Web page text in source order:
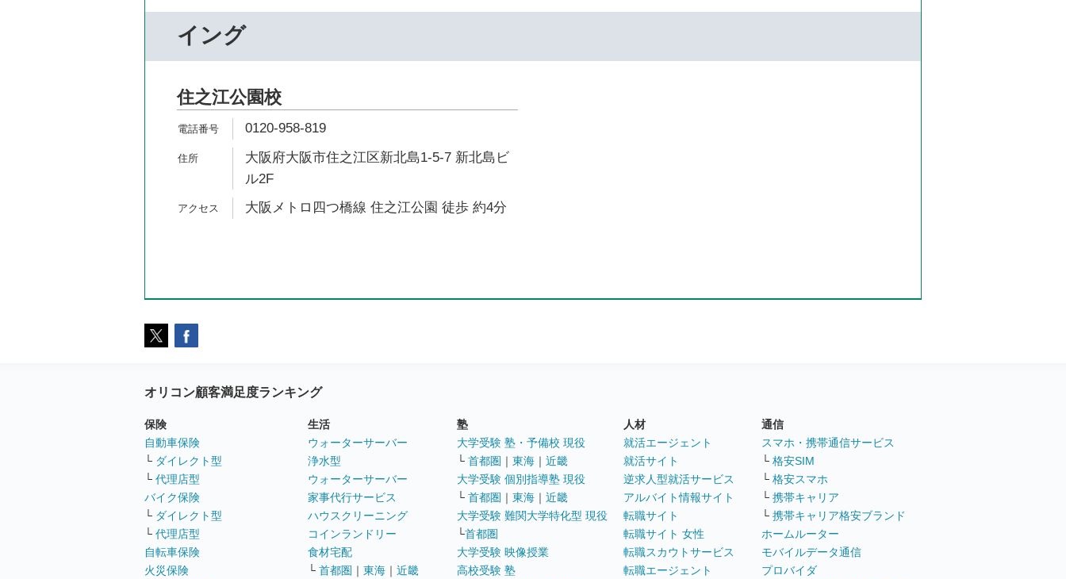
イング
住之江公園校
0120-958-819
大阪府大阪市住之江区新北島1-5-7 新北島ビ
ル2F
大阪メトロ四つ橋線 住之江公園 徒歩 約4分
オリコン顧客満足度ランキング
保険
自動車保険
└ ダイレクト型
└ 代理店型
バイク保険
└ ダイレクト型
└ 代理店型
自転車保険
火災保険
生活
ウォーターサーバー
浄水型
ウォーターサーバー
家事代行サービス
ハウスクリーニング
コインランドリー
食材宅配
└ 首都圏 ｜ 東海 ｜ 近畿
塾
大学受験 塾・予備校 現役
└ 首都圏 ｜ 東海 ｜ 近畿
大学受験 個別指導塾 現役
└ 首都圏 ｜ 東海 ｜ 近畿
大学受験 難関大学特化型 現役
└首都圏
大学受験 映像授業
高校受験 塾
人材
就活エージェント
就活サイト
逆求人型就活サービス
アルバイト情報サイト
転職サイト
転職サイト 女性
転職スカウトサービス
転職エージェント
通信
スマホ・携帯通信サービス
└ 格安SIM
└ 格安スマホ
└ 携帯キャリア
└ 携帯キャリア格安ブランド
ホームルーター
モバイルデータ通信
プロバイダ